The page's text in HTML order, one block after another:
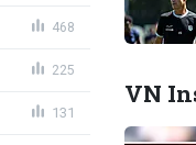
468
225
131
VN